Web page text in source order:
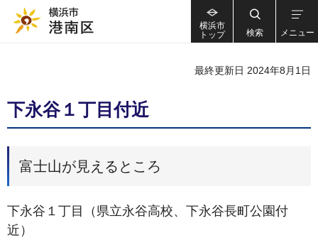
横浜市
トップ
検索 メニュー
最終更新日 2024年8月1日
下永谷１丁目付近
富士山が見えるところ
下永谷１丁目（県立永谷高校、下永谷長町公園付
近）